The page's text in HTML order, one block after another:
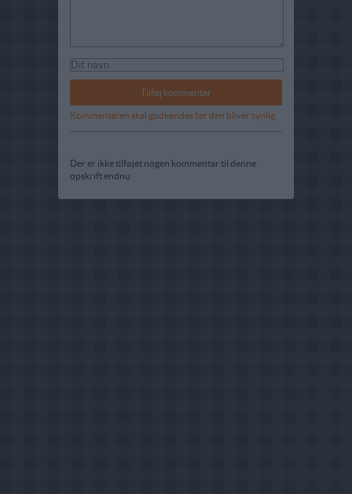
Kommentaren skal godkendes før den bliver synlig
Der er ikke tilføjet nogen kommentar til denne
opskrift endnu